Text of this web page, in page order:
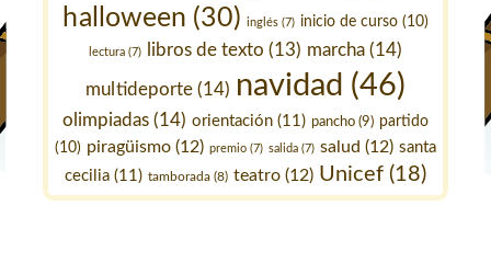
halloween (30) inglés(7) inicio de curso(10)
lectura (7) libros de texto (13) marcha (14)
multideporte(14) navidad (46)
olimpiadas (14) orientación (11) pancho (9) partido
(10) piragüismo (12) premio (7) salida (7) salud (12) santa
cecilia (11) tamborada (8) teatro (12) Unicef (18)